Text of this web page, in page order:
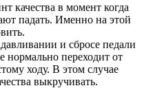
качества в момент когда
падать. Именно на этой
и сбросе педали
нормально переходит от
ходу. В этом случае
выкручивать.